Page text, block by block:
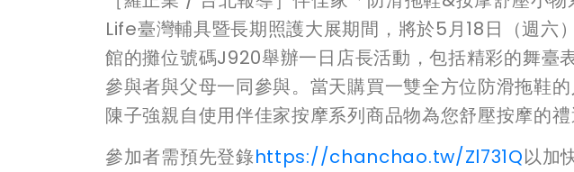
Life臺灣輔具暨長期照護大展期間，將於5月18日（週六
館的攤位號碼J920舉辦一日店長活動，包括精彩的舞臺
參與者與父母一同參與。當天購買一雙全方位防滑拖鞋
陳子強親自使用伴佳家按摩系列商品物為您舒壓按摩的禮
參加者需預先登錄https://chanchao.tw/Zl731Q以加